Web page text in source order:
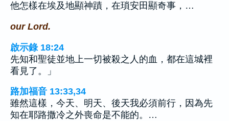
他怎樣在埃及地顯神蹟，在瑣安田顯奇事，…
our Lord.
啟示錄 18:24
先知和聖徒並地上一切被殺之人的血，都在這城裡
看見了。」
路加福音 13:33,34
雖然這樣，今天、明天、後天我必須前行，因為先
知在耶路撒冷之外喪命是不能的。…